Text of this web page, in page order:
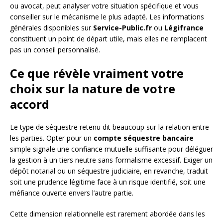
ou avocat, peut analyser votre situation spécifique et vous
conseiller sur le mécanisme le plus adapté. Les informations
générales disponibles sur Service-Public.fr ou Légifrance
constituent un point de départ utile, mais elles ne remplacent
pas un conseil personnalisé.
Ce que révèle vraiment votre
choix sur la nature de votre
accord
Le type de séquestre retenu dit beaucoup sur la relation entre
les parties. Opter pour un compte séquestre bancaire
simple signale une confiance mutuelle suffisante pour déléguer
la gestion à un tiers neutre sans formalisme excessif. Exiger un
dépôt notarial ou un séquestre judiciaire, en revanche, traduit
soit une prudence légitime face à un risque identifié, soit une
méfiance ouverte envers l’autre partie.
Cette dimension relationnelle est rarement abordée dans les